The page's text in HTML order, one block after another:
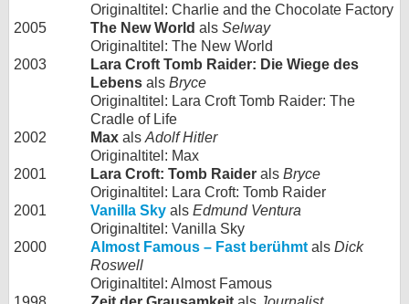
Originaltitel: Charlie and the Chocolate Factory
2005
The New World als Selway
Originaltitel: The New World
2003
Lara Croft Tomb Raider: Die Wiege des
Lebens als Bryce
Originaltitel: Lara Croft Tomb Raider: The
Cradle of Life
2002
Max als Adolf Hitler
Originaltitel: Max
2001
Lara Croft: Tomb Raider als Bryce
Originaltitel: Lara Croft: Tomb Raider
2001
Vanilla Sky als Edmund Ventura
Originaltitel: Vanilla Sky
2000
Almost Famous – Fast berühmt als Dick
Roswell
Originaltitel: Almost Famous